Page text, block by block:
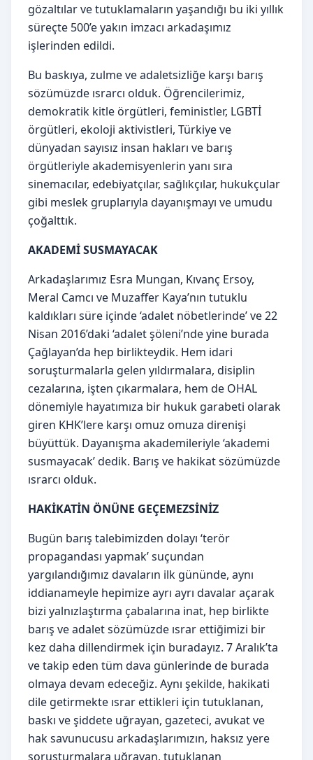
gözaltılar ve tutuklamaların yaşandığı bu iki yıllık
süreçte 500’e yakın imzacı arkadaşımız
işlerinden edildi.
Bu baskıya, zulme ve adaletsizliğe karşı barış
sözümüzde ısrarcı olduk. Öğrencilerimiz,
demokratik kitle örgütleri, feministler, LGBTİ
örgütleri, ekoloji aktivistleri, Türkiye ve
dünyadan sayısız insan hakları ve barış
örgütleriyle akademisyenlerin yanı sıra
sinemacılar, edebiyatçılar, sağlıkçılar, hukukçular
gibi meslek gruplarıyla dayanışmayı ve umudu
çoğalttık.
AKADEMİ SUSMAYACAK
Arkadaşlarımız Esra Mungan, Kıvanç Ersoy,
Meral Camcı ve Muzaffer Kaya’nın tutuklu
kaldıkları süre içinde ‘adalet nöbetlerinde’ ve 22
Nisan 2016’daki ‘adalet şöleni’nde yine burada
Çağlayan’da hep birlikteydik. Hem idari
soruşturmalarla gelen yıldırmalara, disiplin
cezalarına, işten çıkarmalara, hem de OHAL
dönemiyle hayatımıza bir hukuk garabeti olarak
giren KHK’lere karşı omuz omuza direnişi
büyüttük. Dayanışma akademileriyle ‘akademi
susmayacak’ dedik. Barış ve hakikat sözümüzde
ısrarcı olduk.
HAKİKATİN ÖNÜNE GEÇEMEZSİNİZ
Bugün barış talebimizden dolayı ‘terör
propagandası yapmak’ suçundan
yargılandığımız davaların ilk gününde, aynı
iddianameyle hepimize ayrı ayrı davalar açarak
bizi yalnızlaştırma çabalarına inat, hep birlikte
barış ve adalet sözümüzde ısrar ettiğimizi bir
kez daha dillendirmek için buradayız. 7 Aralık’ta
ve takip eden tüm dava günlerinde de burada
olmaya devam edeceğiz. Aynı şekilde, hakikati
dile getirmekte ısrar ettikleri için tutuklanan,
baskı ve şiddete uğrayan, gazeteci, avukat ve
hak savunucusu arkadaşlarımızın, haksız yere
soruşturmalara uğrayan, tutuklanan